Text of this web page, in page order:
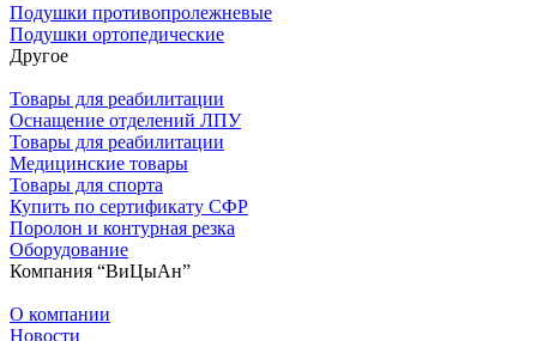
Подушки противопролежневые
Подушки ортопедические
Другое
Товары для реабилитации
Оснащение отделений ЛПУ
Товары для реабилитации
Медицинские товары
Товары для спорта
Купить по сертификату СФР
Поролон и контурная резка
Оборудование
Компания “ВиЦыАн”
О компании
Новости